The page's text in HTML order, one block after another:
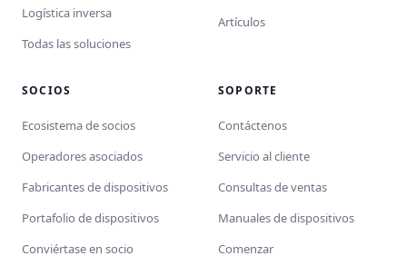
Logística inversa
Todas las soluciones
Artículos
SOCIOS
Ecosistema de socios
Operadores asociados
Fabricantes de dispositivos
Portafolio de dispositivos
Conviértase en socio
SOPORTE
Contáctenos
Servicio al cliente
Consultas de ventas
Manuales de dispositivos
Comenzar